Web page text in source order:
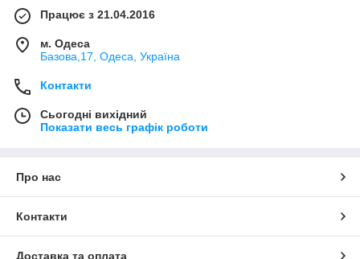
Працює з 21.04.2016
м. Одеса
Базова,17, Одеса, Україна
Контакти
Сьогодні вихідний
Показати весь графік роботи
Про нас
Контакти
Доставка та оплата